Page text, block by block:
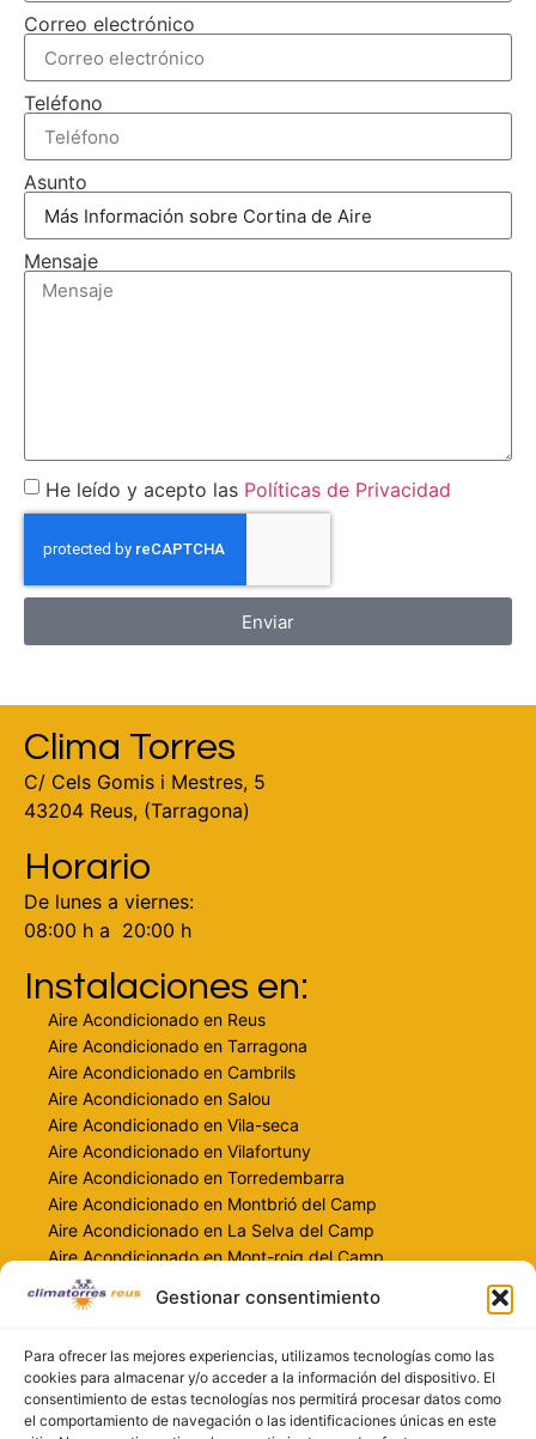
Gestionar consentimiento
Para ofrecer las mejores experiencias, utilizamos tecnologías como las
cookies para almacenar y/o acceder a la información del dispositivo. El
consentimiento de estas tecnologías nos permitirá procesar datos como
el comportamiento de navegación o las identificaciones únicas en este
Correo electrónico
Teléfono
Asunto
Mensaje
He leído y acepto las Políticas de Privacidad
Enviar
Clima Torres
C/ Cels Gomis i Mestres, 5
43204 Reus, (Tarragona)
Horario
De lunes a viernes:
08:00 h a 20:00 h
Instalaciones en:
Aire Acondicionado en Reus
Aire Acondicionado en Tarragona
Aire Acondicionado en Cambrils
Aire Acondicionado en Salou
Aire Acondicionado en Vila-seca
Aire Acondicionado en Vilafortuny
Aire Acondicionado en Torredembarra
Aire Acondicionado en Montbrió del Camp
Aire Acondicionado en La Selva del Camp
Aire Acondicionado en Mont-roig del Camp
Contacto
info@climatorresreus.com
697 259 478
616 551 690
climatorresreus.com